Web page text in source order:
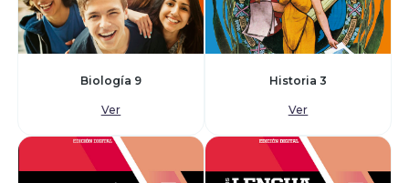
Biología 9
Ver
Historia 3
Ver